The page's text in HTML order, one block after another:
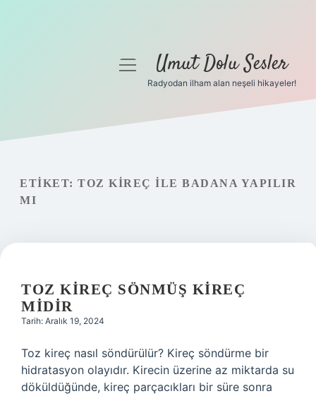
Gizlilik Politikası
Hakkımızda
menüyüUmut Dolu Sesler
Radyodan ilham alan neşeli hikayeler!
ETIKET: TOZ KIREÇ ILE BADANA YAPILIR
MI
TOZ KIREÇ SÖNMÜŞ KIREÇ
MIDIR
Tarih: Aralık 19, 2024
Toz kireç nasıl söndürülür? Kireç söndürme bir
hidratasyon olayıdır. Kirecin üzerine az miktarda su
döküldüğünde, kireç parçacıkları bir süre sonra